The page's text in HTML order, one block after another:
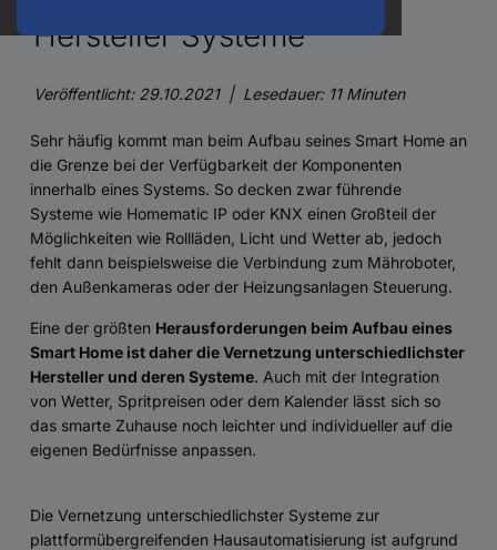
Hst.-
Nr.
Hersteller Systeme
Veröffentlicht: 29.10.2021 | Lesedauer: 11 Minuten
Sehr häufig kommt man beim Aufbau seines Smart Home an
die Grenze bei der Verfügbarkeit der Komponenten
innerhalb eines Systems. So decken zwar führende
Systeme wie Homematic IP oder KNX einen Großteil der
Möglichkeiten wie Rollläden, Licht und Wetter ab, jedoch
fehlt dann beispielsweise die Verbindung zum Mähroboter,
den Außenkameras oder der Heizungsanlagen Steuerung.
Eine der größten Herausforderungen beim Aufbau eines
Smart Home ist daher die Vernetzung unterschiedlichster
Hersteller und deren Systeme. Auch mit der Integration
von Wetter, Spritpreisen oder dem Kalender lässt sich so
das smarte Zuhause noch leichter und individueller auf die
eigenen Bedürfnisse anpassen.
Die Vernetzung unterschiedlichster Systeme zur
plattformübergreifenden Hausautomatisierung ist aufgrund